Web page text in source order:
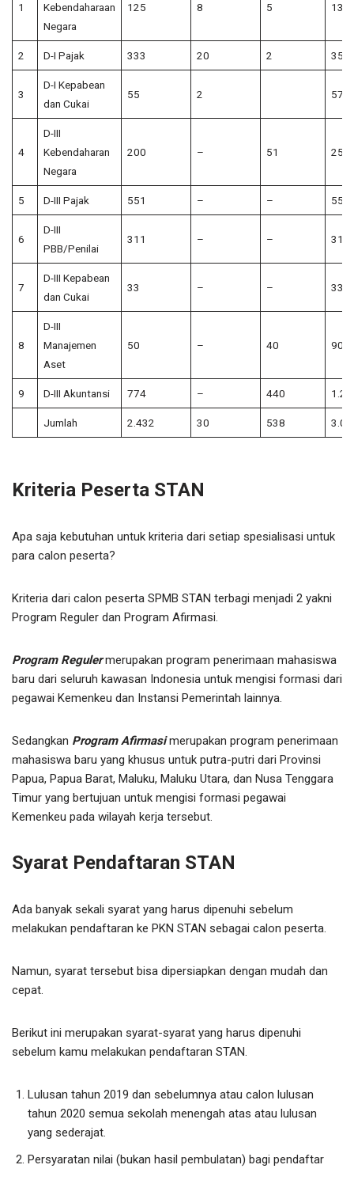
1
Kebendaharaan
Negara
125 8 5 138
2 D-I Pajak 333 20 2 355
3
D-I Kepabean
dan Cukai
55 2 57
4
D-III
Kebendaharan
Negara
200 – 51 251
5 D-III Pajak 551 – – 551
6
D-III
PBB/Penilai
311 – – 311
7
D-III Kepabean
dan Cukai
33 – – 33
8
D-III
Manajemen
Aset
50 – 40 90
9 D-III Akuntansi 774 – 440
Jumlah 2.432 30 538
Kriteria Peserta STAN
Apa saja kebutuhan untuk kriteria dari setiap spesialisasi untuk
para calon peserta?
Kriteria dari calon peserta SPMB STAN terbagi menjadi 2 yakni
Program Reguler dan Program Afirmasi.
Program Regulermerupakan program penerimaan mahasiswa
baru dari seluruh kawasan Indonesia untuk mengisi formasi dari
pegawai Kemenkeu dan Instansi Pemerintah lainnya.
Sedangkan Program Afirmasimerupakan program penerimaan
mahasiswa baru yang khusus untuk putra-putri dari Provinsi
Papua, Papua Barat, Maluku, Maluku Utara, dan Nusa Tenggara
Timur yang bertujuan untuk mengisi formasi pegawai
Kemenkeu pada wilayah kerja tersebut.
Syarat Pendaftaran STAN
Ada banyak sekali syarat yang harus dipenuhi sebelum
melakukan pendaftaran ke PKN STAN sebagai calon peserta.
Namun, syarat tersebut bisa dipersiapkan dengan mudah dan
cepat.
Berikut ini merupakan syarat-syarat yang harus dipenuhi
sebelum kamu melakukan pendaftaran STAN.
Lulusan tahun 2019 dan sebelumnya atau calon lulusan
tahun 2020 semua sekolah menengah atas atau lulusan
yang sederajat.
Persyaratan nilai (bukan hasil pembulatan) bagi pendaftar